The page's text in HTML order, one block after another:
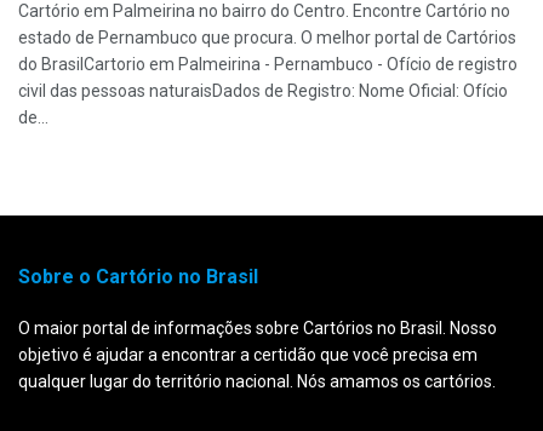
Cartório em Palmeirina no bairro do Centro. Encontre Cartório no
estado de Pernambuco que procura. O melhor portal de Cartórios
do BrasilCartorio em Palmeirina - Pernambuco - Ofício de registro
civil das pessoas naturaisDados de Registro: Nome Oficial: Ofício
de...
Sobre o Cartório no Brasil
O maior portal de informações sobre Cartórios no Brasil. Nosso
objetivo é ajudar a encontrar a certidão que você precisa em
qualquer lugar do território nacional. Nós amamos os cartórios.